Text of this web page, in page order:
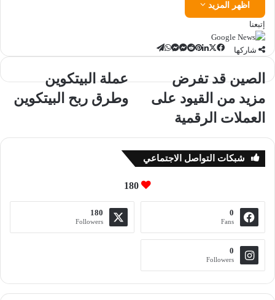
اظهر المزيد
إتبعنا
شاركها فيسبوك‫Xلينكدإن
بينتيريست
ماسنجر
ماسنجر
واتساب
تيلقرام
الصين
تفرض
مزيد
القيود
على
العملات
الصين قد تفرض
مزيد من القيود على
العملات الرقمية
عملة
وطرق
عملة البيتكوين
وطرق ربح البيتكوين
شبكات التواصل الاجتماعي
180
0
Fans
180
Followers
0
Followers